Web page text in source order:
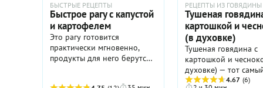
БЫСТРЫЕ РЕЦЕПТЫ
Быстрое рагу с капустой
и картофелем
Это рагу готовится
практически мгновенно,
продукты для него берутся
РЕЦЕПТЫ ИЗ ГОВЯДИНЫ
Тушеная
картошкой и
(в духовке)
Тушеная говядина с
картошкой и
духовке) — тот
случай, когда из
4.67 (6)